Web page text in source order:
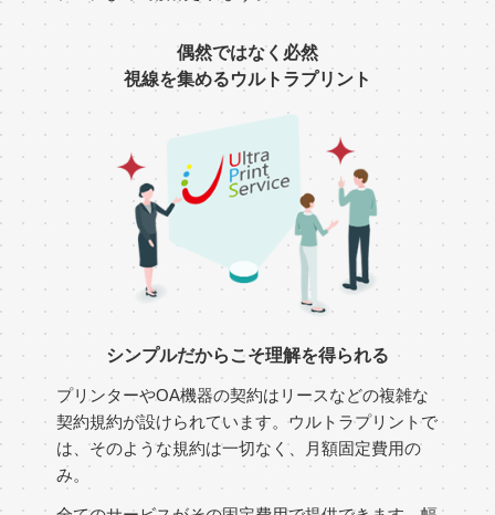
偶然ではなく必然
視線を集めるウルトラプリント
シンプルだからこそ理解を得られる
プリンターやOA機器の契約はリースなどの複雑な
契約規約が設けられています。ウルトラプリントで
は、そのような規約は一切なく、月額固定費用の
み。